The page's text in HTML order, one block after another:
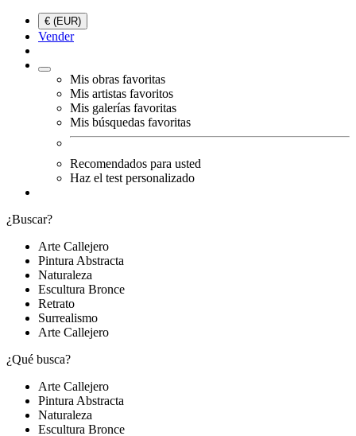
€ (EUR)
Vender
Mis obras favoritas
Mis artistas favoritos
Mis galerías favoritas
Mis búsquedas favoritas
Recomendados para usted
Haz el test personalizado
¿Buscar?
Arte Callejero
Pintura Abstracta
Naturaleza
Escultura Bronce
Retrato
Surrealismo
Arte Callejero
¿Qué busca?
Arte Callejero
Pintura Abstracta
Naturaleza
Escultura Bronce